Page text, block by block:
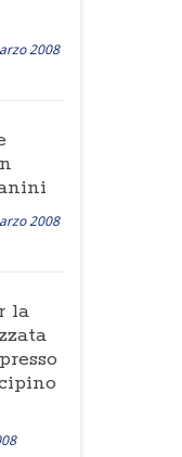
2008
2008
la